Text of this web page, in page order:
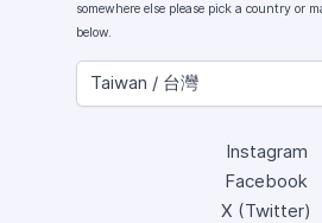
somewhere else please pick a country or
below.
Instagram
Facebook
X (Twitter)